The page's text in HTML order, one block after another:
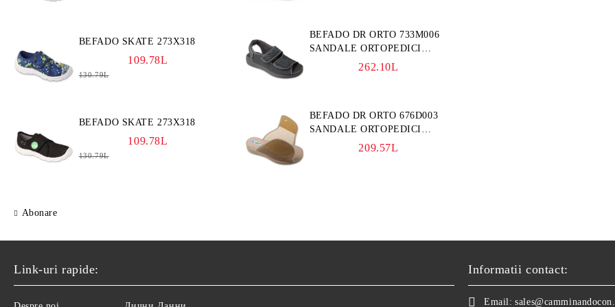
BEFADO SKATE 273X318
109.78L
130.79L
BEFADO SKATE 273X318
109.78L
130.79L
Abonare
BEFADO DR ORTO 733M006
SANDALE ORTOPEDICI
BARBATI, GRI262.10L
BEFADO DR ORTO 676D003
SANDALE ORTOPEDICI
FEMEI, BLEUMARINE
209.57L
Link-uri rapide: Informatii contact:
Email: